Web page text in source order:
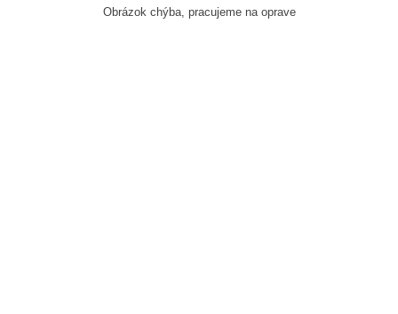
Obrázok chýba, pracujeme na oprave